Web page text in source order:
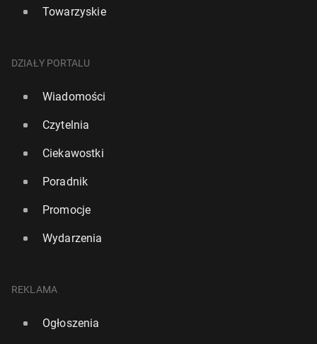
Towarzyskie
DZIAŁY PORTALU
Wiadomości
Czytelnia
Ciekawostki
Poradnik
Promocje
Wydarzenia
REKLAMA
Ogłoszenia